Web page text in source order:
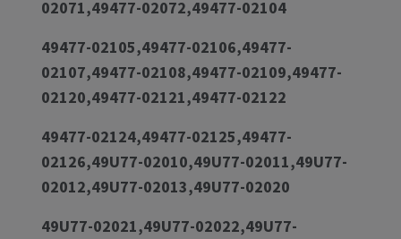
02071,49477-02072,49477-02104
49477-02105,49477-02106,49477-
02107,49477-02108,49477-02109,49477-
02120,49477-02121,49477-02122
49477-02124,49477-02125,49477-
02126,49U77-02010,49U77-02011,49U77-
02012,49U77-02013,49U77-02020
49U77-02021,49U77-02022,49U77-